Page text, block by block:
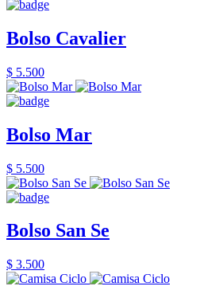
Bolso Cavalier
$ 5.500
Bolso Mar
$ 5.500
Bolso San Se
$ 3.500